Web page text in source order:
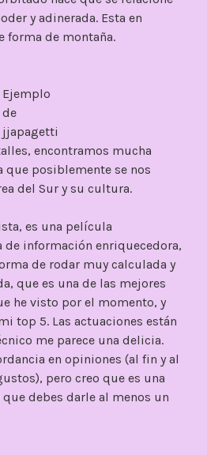
y adinerada. Esta en
forma de montaña.
Ejemplo
de
jjapagetti
encontramos mucha
que posiblemente se nos
del Sur y su cultura.
es una película
información enriquecedora,
de rodar muy calculada y
que es una de las mejores
he visto por el momento, y
top 5. Las actuaciones están
me parece una delicia.
en opiniones (al fin y al
pero creo que es una
debes darle al menos un